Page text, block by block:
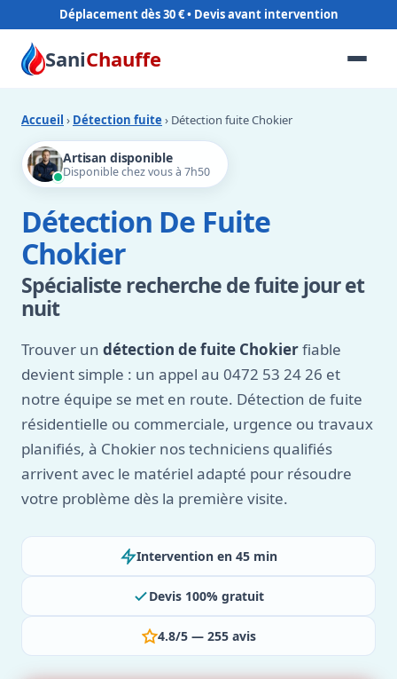
Déplacement dès 30 €
SaniChauffe
Accueil › Détection fuite › Détection fuite Chokier
Artisan disponible
Disponible chez vous à 7h50
Détection De Fuite
Chokier
Spécialiste recherche de fuite jour et
nuit
Trouver un détection de fuite Chokierfiable
devient simple : un appel au 0472 53 24 26 et
notre équipe se met en route. Détection de fuite
résidentielle ou commerciale, urgence ou travaux
planifiés, à Chokier nos techniciens qualifiés
arrivent avec le matériel adapté pour résoudre
votre problème dès la première visite.
Intervention en 45 min
Devis 100% gratuit
4.8/5 — 255 avis